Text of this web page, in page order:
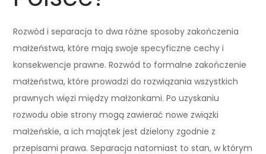
Rozwód i separacja to dwa różne sposoby zakończenia
małżeństwa, które mają swoje specyficzne cechy i
konsekwencje prawne. Rozwód to formalne zakończenie
małżeństwa, które prowadzi do rozwiązania wszystkich
prawnych więzi między małżonkami. Po uzyskaniu
rozwodu obie strony mogą zawierać nowe związki
małżeńskie, a ich majątek jest dzielony zgodnie z
przepisami prawa. Separacja natomiast to stan, w którym